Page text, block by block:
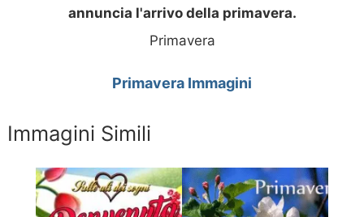
annuncia l'arrivo della primavera.
Primavera
Primavera Immagini
Immagini Simili